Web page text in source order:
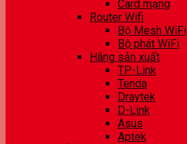
Card mạng
Router Wifi
Bộ Mesh WiFi
Bộ phát WiFi
Hãng sản xuất
TP-Link
Tenda
Draytek
D-Link
Asus
Aptek